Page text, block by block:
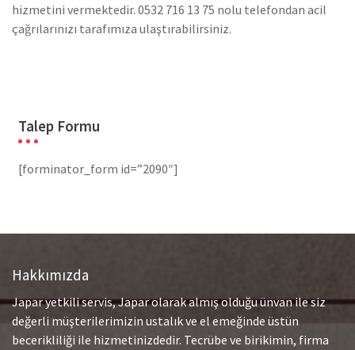
hizmetini vermektedir. 0532 716 13 75 nolu telefondan acil
çağrılarınızı tarafımıza ulaştırabilirsiniz.
Talep Formu
[forminator_form id=”2090″]
Hakkımızda
Japar yetkili servis, Japar olarak almış olduğu ünvan ile siz
değerli müşterilerimizin ustalık ve el emeğinde üstün
becerikliliği ile hizmetinizdedir. Tecrübe ve birikimin, firma